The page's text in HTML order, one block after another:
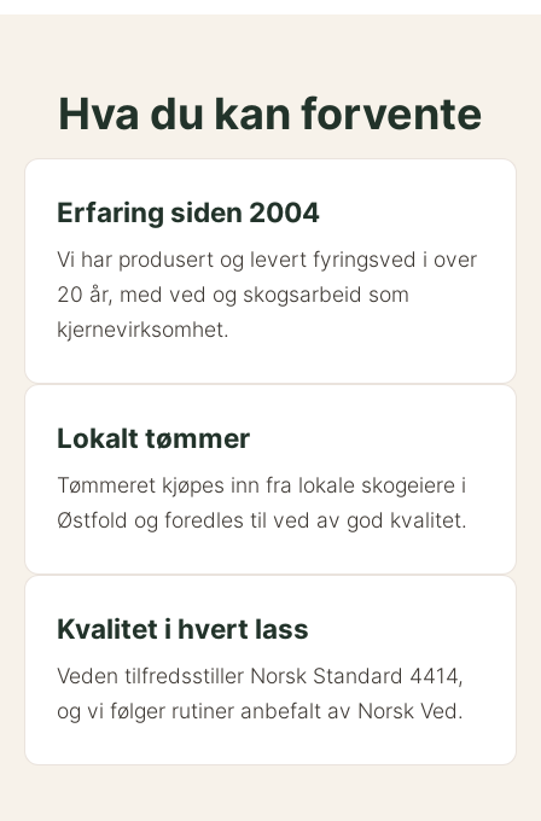
Hva du kan forvente
Erfaring siden 2004
Vi har produsert og levert fyringsved i over
20 år, med ved og skogsarbeid som
kjernevirksomhet.
Lokalt tømmer
Tømmeret kjøpes inn fra lokale skogeiere i
Østfold og foredles til ved av god kvalitet.
Kvalitet i hvert lass
Veden tilfredsstiller Norsk Standard 4414,
og vi følger rutiner anbefalt av Norsk Ved.